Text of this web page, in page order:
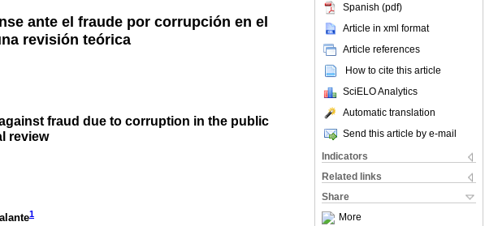
Spanish (pdf)
Article in xml format
Article references
How to cite this article
SciELO Analytics
Automatic translation
Send this article by e-mail
Indicators
Related links
Share
More
ante el fraude por corrupción en el
revisión teórica
fraud due to corruption in the public
review
1